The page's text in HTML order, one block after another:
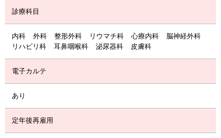
診療科目
内科 外科 整形外科 リウマチ科 心療内科
脳神経外科
リハビリ科
耳鼻咽喉科 泌尿器科 皮膚科
電子カルテ
あり
定年後再雇用